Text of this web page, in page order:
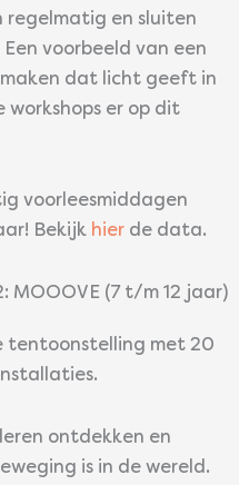
regelmatig en sluiten
voorbeeld van een
maken dat licht geeft in
workshops er op dit
voorleesmiddagen
Bekijk hier de data.
MOOOVE (7 t/m 12 jaar)
tentoonstelling met 20
ontdekken en
is in de wereld.